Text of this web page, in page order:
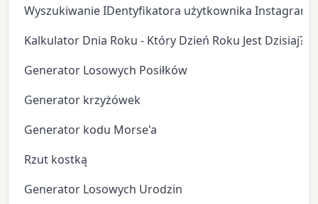
Wyszukiwanie IDentyfikatora użytkownika Instagram
Kalkulator Dnia Roku - Który Dzień Roku Jest Dzisiaj?
Generator Losowych Posiłków
Generator krzyżówek
Generator kodu Morse'a
Rzut kostką
Generator Losowych Urodzin